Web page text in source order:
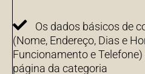
Os dados básicos de
(Nome, Endereço, Dias e
Funcionamento e
página da categoria